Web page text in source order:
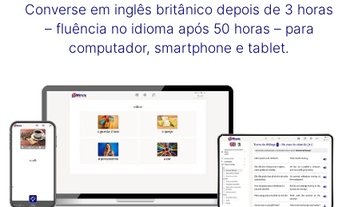
Converse em inglês britânico depois de 3 horas
– fluência no idioma após 50 horas – para
computador, smartphone e tablet.